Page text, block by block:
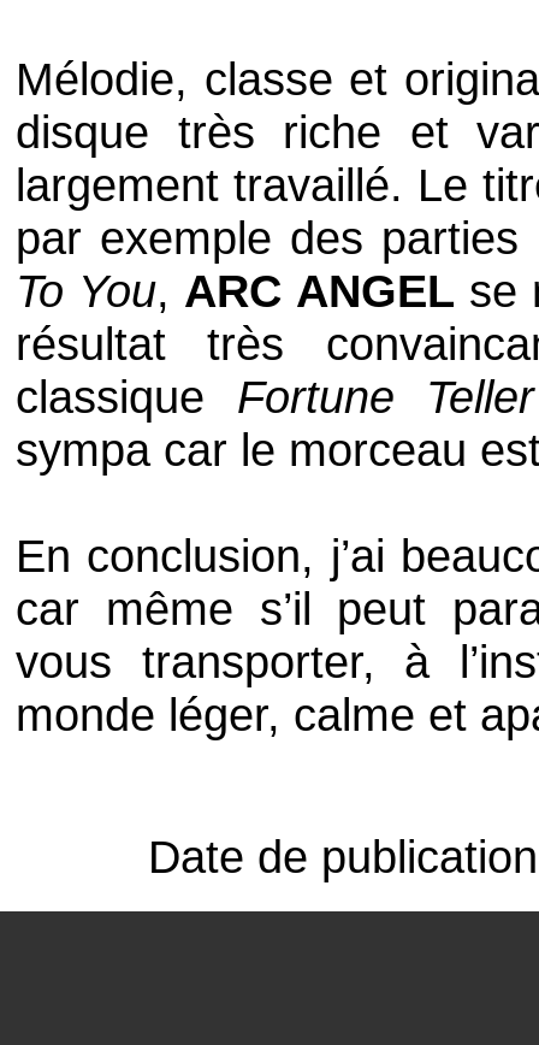
Mélodie, classe et
disque très riche et
largement travaillé. Le
par exemple des
To You, ARC ANGEL se
résultat très
classique Fortune
sympa car le morceau
En conclusion, j’ai
car même s’il peut
vous transporter, à
monde léger, calme et
Date de